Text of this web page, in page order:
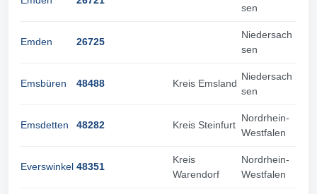
sen
Emden 26725
Niedersach
sen
Emsbüren 48488 Kreis Emsland
Niedersach
sen
Emsdetten 48282 Kreis Steinfurt
Nordrhein-
Westfalen
Everswinkel 48351
Kreis
Warendorf
Nordrhein-
Westfalen